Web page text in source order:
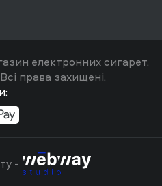
електронних сигарет.
права захищені.
-